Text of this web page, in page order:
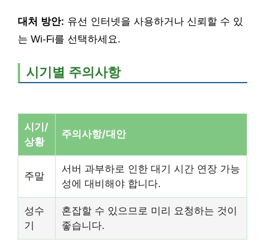
대처 방안: 유선 인터넷을 사용하거나 신뢰할 수 있
는 Wi-Fi를 선택하세요.
시기별 주의사항
시기/
상황
주의사항/대안
주말
서버 과부하로 인한 대기 시간 연장 가능
성에 대비해야 합니다.
성수
기
혼잡할 수 있으므로 미리 요청하는 것이
좋습니다.